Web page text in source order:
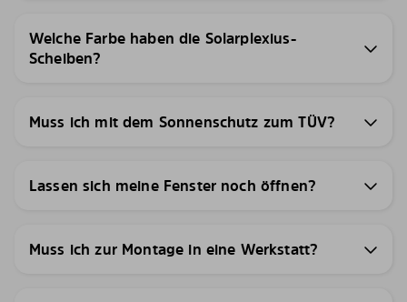
Welche Farbe haben die Solarplexius-
Scheiben?
Muss ich mit dem Sonnenschutz zum TÜV?
Lassen sich meine Fenster noch öffnen?
Muss ich zur Montage in eine Werkstatt?